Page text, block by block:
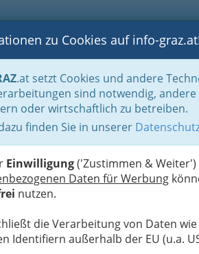
BLOGS FOTOS G
zu Cookies auf info-
.at setzt Cookies und andere
sind notwendig,
oder wirtschaftlich zu betreiben.
finden Sie in unserer
Einwilligung('Zustimmen &
Daten für Werbung
nutzen.
die Verarbeitung von Daten wie
Identifiern außerhalb der EU (u.a.
und Consulting Technische Büros -